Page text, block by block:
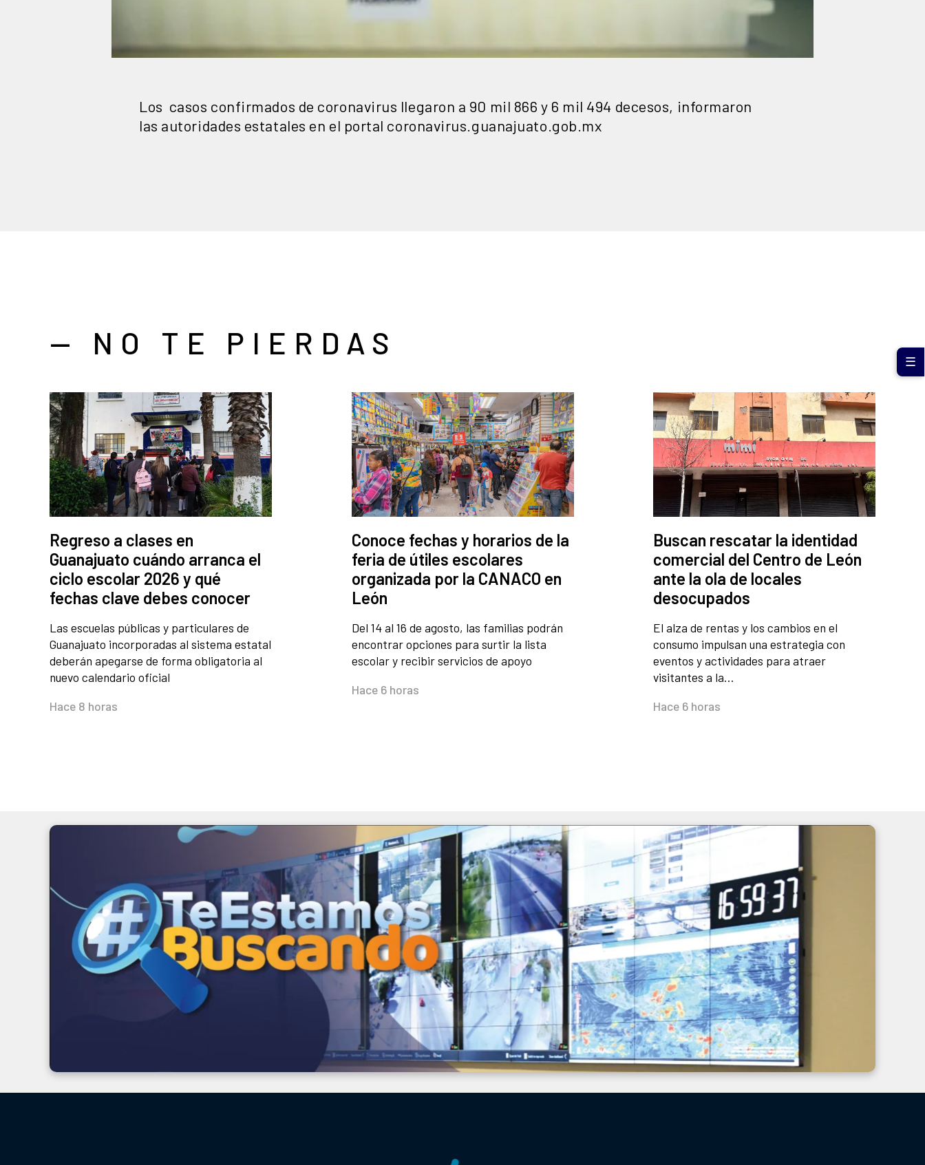
Los casos confirmados de coronavirus llegaron a 90 mil 866 y 6 mil 494 decesos, informaron
las autoridades estatales en el portal coronavirus.guanajuato.gob.mx
— NO TE PIERDAS
Regreso a clases en
Guanajuato cuándo arranca el
ciclo escolar 2026 y qué
fechas clave debes conocer
Las escuelas públicas y particulares de
Guanajuato incorporadas al sistema estatal
deberán apegarse de forma obligatoria al
nuevo calendario oficial
Hace 8 horas
Conoce fechas y horarios de la
feria de útiles escolares
organizada por la CANACO en
León
Del 14 al 16 de agosto, las familias podrán
encontrar opciones para surtir la lista
escolar y recibir servicios de apoyo
Hace 6 horas
Buscan rescatar la identidad
comercial del Centro de León
ante la ola de locales
desocupados
El alza de rentas y los cambios en el
consumo impulsan una estrategia con
eventos y actividades para atraer
visitantes a la…
Hace 6 horas
☰